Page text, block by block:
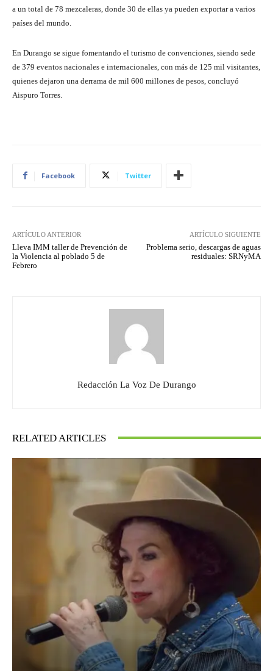
a un total de 78 mezcaleras, donde 30 de ellas ya pueden exportar a varios
países del mundo.
En Durango se sigue fomentando el turismo de convenciones, siendo sede
de 379 eventos nacionales e internacionales, con más de 125 mil visitantes,
quienes dejaron una derrama de mil 600 millones de pesos, concluyó
Aispuro Torres.
Facebook Twitter
ARTÍCULO ANTERIOR
Lleva IMM taller de Prevención de
la Violencia al poblado 5 de
Febrero
ARTÍCULO SIGUIENTE
Problema serio, descargas de aguas
residuales: SRNyMA
Redacción La Voz De Durango
RELATED ARTICLES